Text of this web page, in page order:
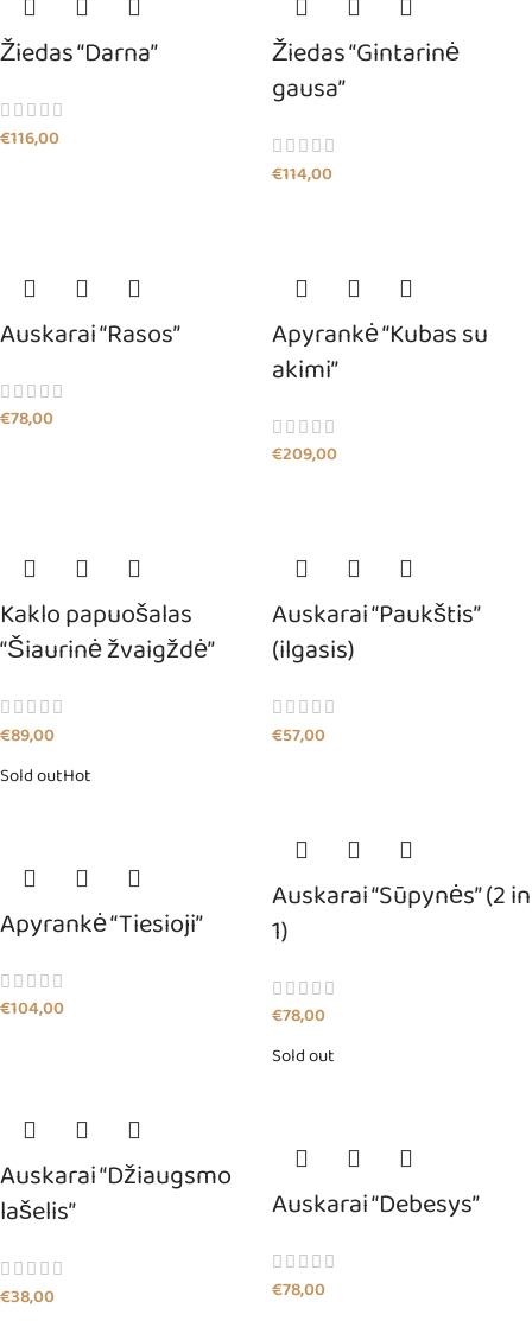
Žiedas “Darna”
€116,00
Žiedas “Gintarinė
gausa”
€114,00
Auskarai “Rasos”
€78,00
Apyrankė “Kubas su
akimi”
€209,00
Kaklo papuošalas
“Šiaurinė žvaigždė”
€89,00
Auskarai “Paukštis”
(ilgasis)
€57,00
Sold outHot
Apyrankė “Tiesioji”
€104,00
Auskarai “Sūpynės” (2 in
1)
€78,00
Auskarai “Džiaugsmo
lašelis”
€38,00
Sold out
Auskarai “Debesys”
€78,00